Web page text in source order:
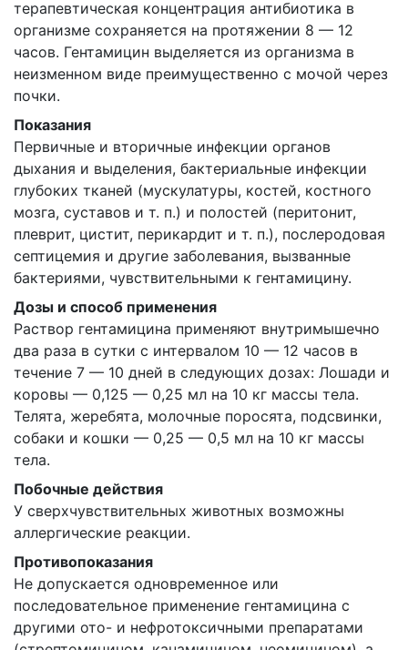
терапевтическая концентрация антибиотика в
организме сохраняется на протяжении 8 — 12
часов. Гентамицин выделяется из организма в
неизменном виде преимущественно с мочой через
почки.
Показания
Первичные и вторичные инфекции органов
дыхания и выделения, бактериальные инфекции
глубоких тканей (мускулатуры, костей, костного
мозга, суставов и т. п.) и полостей (перитонит,
плеврит, цистит, перикардит и т. п.), послеродовая
септицемия и другие заболевания, вызванные
бактериями, чувствительными к гентамицину.
Дозы и способ применения
Раствор гентамицина применяют внутримышечно
два раза в сутки с интервалом 10 — 12 часов в
течение 7 — 10 дней в следующих дозах: Лошади и
коровы — 0,125 — 0,25 мл на 10 кг массы тела.
Телята, жеребята, молочные поросята, подсвинки,
собаки и кошки — 0,25 — 0,5 мл на 10 кг массы
тела.
Побочные действия
У сверхчувствительных животных возможны
аллергические реакции.
Противопоказания
Не допускается одновременное или
последовательное применение гентамицина с
другими ото- и нефротоксичными препаратами